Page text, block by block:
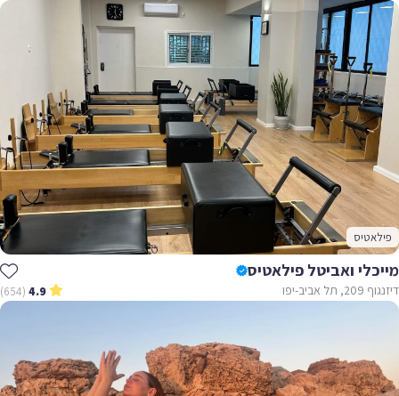
פילאטיס
מייכלי ואביטל פילאטיס
דיזנגוף 209, תל אביב-יפו 4.9
(654)